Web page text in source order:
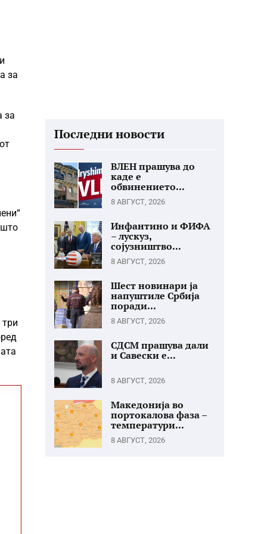
за
за
Последни новости
ВЛЕН прашува до
каде е
обвинението...
8 АВГУСТ, 2026
Инфантино и ФИФА
– лускуз,
сојузништво...
8 АВГУСТ, 2026
Шест новинари ја
напуштиле Србија
поради...
8 АВГУСТ, 2026
СДСМ прашува дали
и Савески е...
8 АВГУСТ, 2026
Македонија во
портокалова фаза –
температури...
8 АВГУСТ, 2026